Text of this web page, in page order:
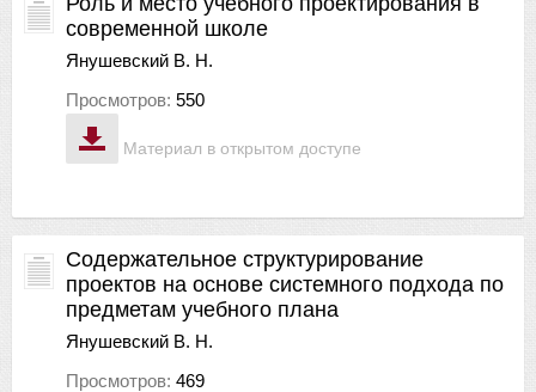
Материал в открытом доступе
современной школе
Янушевский В. Н.
Просмотров: 550
Содержательное структурирование
проектов на основе системного подхода по
предметам учебного плана
Янушевский В. Н.
Просмотров: 469